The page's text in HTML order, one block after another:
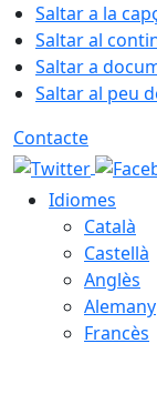
Saltar a la
Saltar al
Saltar a
Saltar al peu
Contacte
Idiomes
Català
Castellà
Anglès
Alemany
Francès